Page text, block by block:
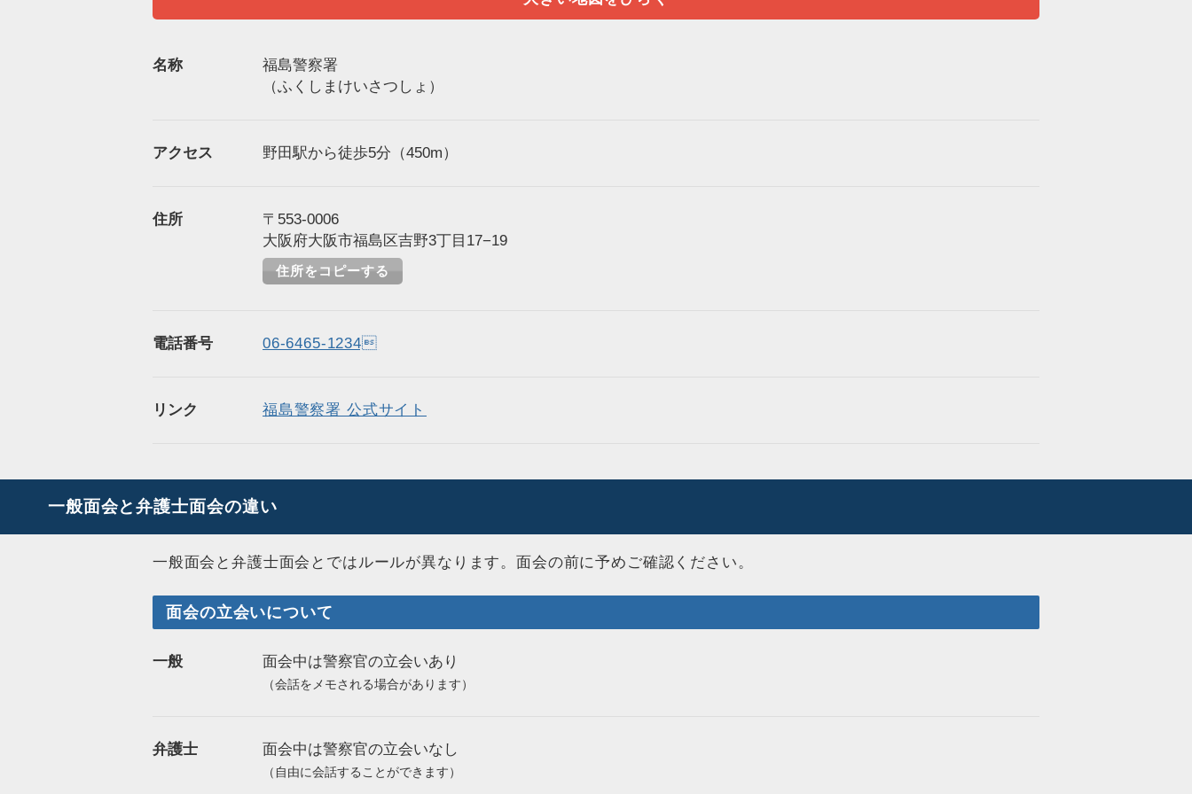
名称
福島警察署
（ふくしまけいさつしょ）
アクセス 野田駅から徒歩5分（450m）
住所
〒553-0006
大阪府大阪市福島区吉野3丁目17−19
住所をコピーする
電話番号 06-6465-1234
リンク 福島警察署 公式サイト
一般面会と弁護士面会の違い
一般面会と弁護士面会とではルールが異なります。面会の前に予めご確認ください。
面会の立会いについて
一般 面会中は警察官の立会いあり
（会話をメモされる場合があります）
弁護士 面会中は警察官の立会いなし
（自由に会話することができます）